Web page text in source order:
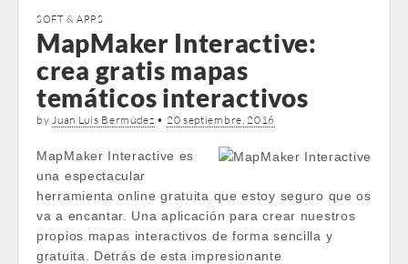
SOFT & APPS
MapMaker Interactive:
crea gratis mapas
temáticos interactivos
byJuan Luis Bermúdez • 20 septiembre, 2016
MapMaker Interactive es
una espectacular
herramienta online gratuita que estoy seguro que os
va a encantar. Una aplicación para crear nuestros
propios mapas interactivos de forma sencilla y
gratuita. Detrás de esta impresionante